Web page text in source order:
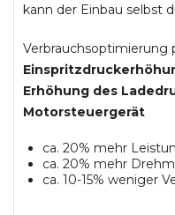
kann der Einbau selbst
Verbrauchsoptimierung
Erhöhung des
Motorsteuergerät
ca. 20% mehr
ca. 20% mehr
ca. 10-15% weniger